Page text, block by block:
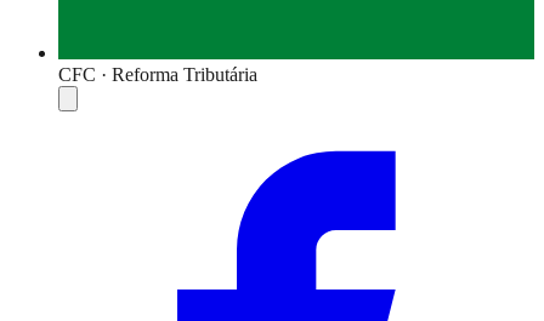
CFC · Reforma Tributária
Compartilhar